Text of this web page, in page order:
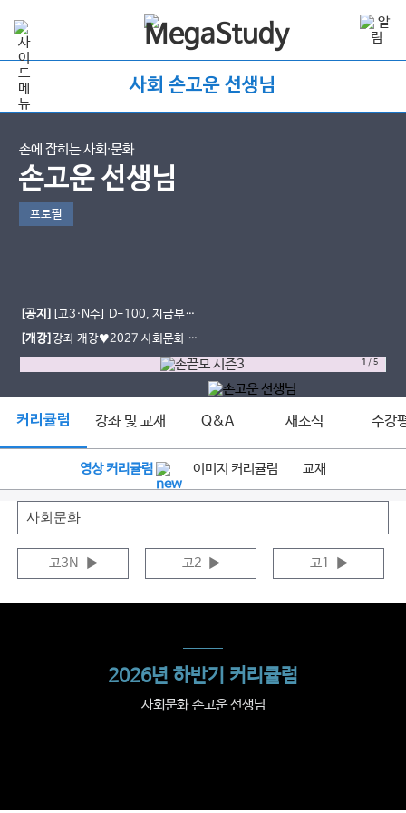
사회 손고운 선생님
손에 잡히는 사회∙문화
손고운 선생님
프로필
[공지] [고3·N수] D-100, 지금부터
가 중요합니다｜9평·수능까지 사회문
화 학습법
[개강]강좌 개강♥2027 사회문화 손
끝 모의고사 시즌3
1 /5
커리큘럼 강좌 및 교재 Q&A 새소식 수강
영상 커리큘럼 이미지 커리큘럼 교재
고3N ▶ 고2 ▶ 고1 ▶
2026년 하반기 커리큘럼
사회문화 손고운 선생님